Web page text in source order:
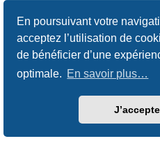
En poursuivant votre
acceptez l’utilisation de
de bénéficier d’une
optimale. En savoir plus…
J’accepte